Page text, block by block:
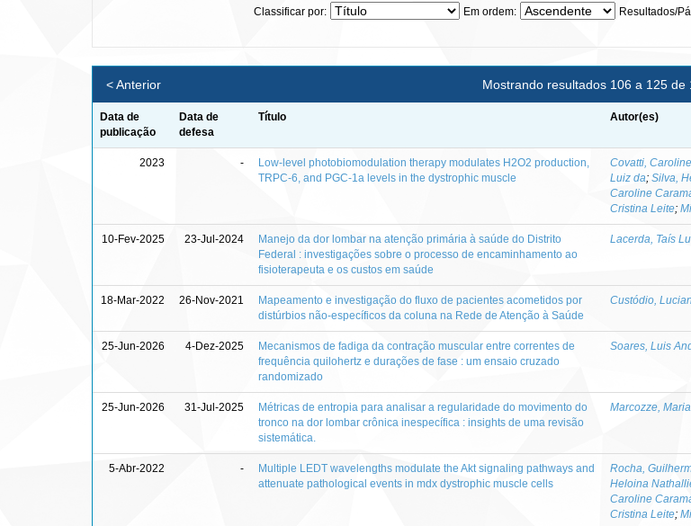
Classificar por: Em ordem: Resultados/
Mostrando resultados 106 a 125 de
< Anterior
Data de
publicação
Data de
defesa
Título Autor(es)
2023 -
Low-level photobiomodulation therapy modulates H2O2 production,
TRPC-6, and PGC-1a levels in the dystrophic muscle
Covatti, Caroline
Luiz da; Silva,
Caroline
Cristina Leite;
10-Fev-2025 23-Jul-2024
Manejo da dor lombar na atenção primária à saúde do Distrito
Federal : investigações sobre o processo de encaminhamento ao
fisioterapeuta e os custos em saúde
Lacerda, Taís
18-Mar-2022 26-Nov-2021
Mapeamento e investigação do fluxo de pacientes acometidos por
distúrbios não-específicos da coluna na Rede de Atenção à Saúde
Custódio,
25-Jun-2026 4-Dez-2025
Mecanismos de fadiga da contração muscular entre correntes de
frequência quilohertz e durações de fase : um ensaio cruzado
randomizado
Soares, Luis
25-Jun-2026 31-Jul-2025
Métricas de entropia para analisar a regularidade do movimento do
tronco na dor lombar crônica inespecífica : insights de uma revisão
sistemática.
Marcozze,
5-Abr-2022 -
Multiple LEDT wavelengths modulate the Akt signaling pathways and
attenuate pathological events in mdx dystrophic muscle cells
Rocha,
Heloina
Caroline
Cristina Leite;